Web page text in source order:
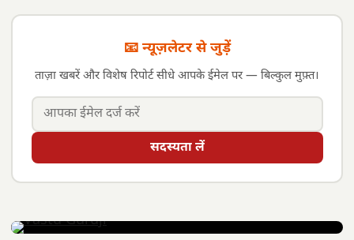
📧 न्यूज़लेटर से जुड़ें
ताज़ा खबरें और विशेष रिपोर्ट सीधे आपके ईमेल पर — बिल्कुल मुफ़्त।
सदस्यता लें